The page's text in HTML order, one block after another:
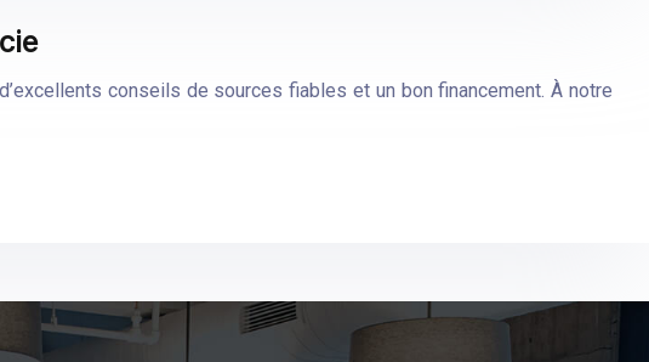
conseils de sources fiables et un bon financement. À notre